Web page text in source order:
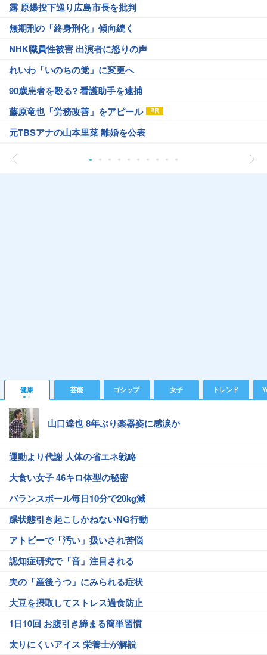
露 原爆投下巡り広島市長を批判
無期刑の「終身刑化」傾向続く
NHK職員性被害 出演者に怒りの声
れいわ「いのちの党」に変更へ
90歳患者を殴る? 看護助手を逮捕
藤原竜也「労務改善」をアピール
元TBSアナの山本里菜 離婚を公表
健康 芸能 ゴシップ 女子 トレンド
山口達也 8年ぶり楽器姿に感涙か
運動より代謝 人体の省エネ戦略
大食い女子 46キロ体型の秘密
バランスボール毎日10分で20kg減
躁状態引き起こしかねないNG行動
アトピーで「汚い」扱いされ苦悩
認知症研究で「音」注目される
夫の「産後うつ」にみられる症状
大豆を摂取してストレス過食防止
1日10回 お腹引き締まる簡単習慣
太りにくいアイス 栄養士が解説